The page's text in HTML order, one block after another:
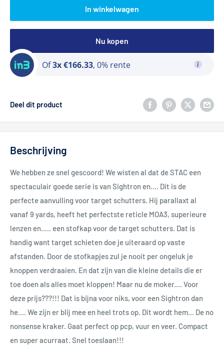
In winkelwagen
Nu kopen
Of3x €166.33, 0% rente
Deel dit product
Beschrijving
We hebben ze snel gescoord! We wisten al dat de STAC een
spectaculair goede serie is van Sightron en.... Dit is de
perfecte aanvulling voor target schutters. Hij parallaxt al
vanaf 9 yards, heeft het perfectste reticle MOA3, superieure
lenzen en..... een stofkap voor de target schutters. Dat is
handig want target schieten doe je uiteraard op vaste
afstanden. Door de stofkapjes zul je nooit per ongeluk je
knoppen verdraaien. En dat zijn van die kleine details die er
toe doen als alles moet kloppen! Maar nu de moker.... Voor
deze prijs???!!! Dat is bijna voor niks, voor een Sightron dan
he.... We zijn er blij mee en heel trots op. Dit wordt hem... De no
nonsense kraker. Gaat perfect op pcp, vuur en veer. Compact
en super acurraat. Snel toeslaan!!!